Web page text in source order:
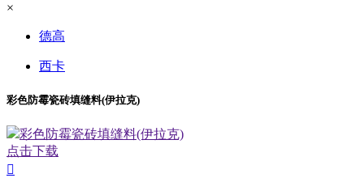
×
德高
西卡
彩色防霉瓷砖填缝料(伊拉克)
彩色防霉瓷砖填缝料(伊拉克)
点击下载
